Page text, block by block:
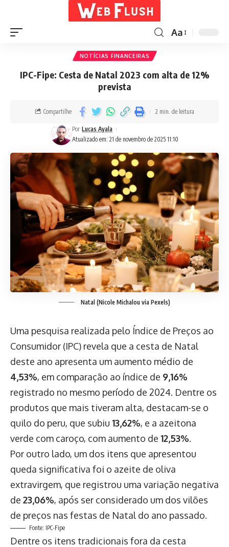
Aa
NOTÍCIAS FINANCEIRAS
IPC-Fipe: Cesta de Natal 2023 com alta de 12%
prevista
Atualizado em: 21 de novembro de 2025 11:10
Por Lucas Ayala
Compartilhe 2 min. de leitura
Natal (Nicole Michalou via Pexels)
Uma pesquisa realizada pelo Índice de Preços ao
Consumidor (IPC) revela que a cesta de Natal
deste ano apresenta um aumento médio de
4,53%, em comparação ao índice de 9,16%
registrado no mesmo período de 2024. Dentre os
produtos que mais tiveram alta, destacam-se o
quilo do peru, que subiu 13,62%, e a azeitona
verde com caroço, com aumento de 12,53%.
Por outro lado, um dos itens que apresentou
queda significativa foi o azeite de oliva
extravirgem, que registrou uma variação negativa
de 23,06%, após ser considerado um dos vilões
de preços nas festas de Natal do ano passado.
Fonte: IPC-Fipe
Dentre os itens tradicionais fora da cesta